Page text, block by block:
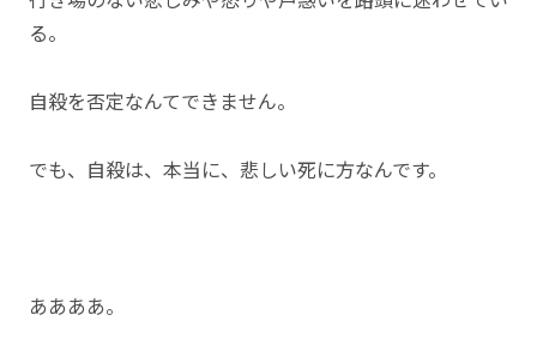
る。
自殺を否定なんてできません。
でも、自殺は、本当に、悲しい死に方なんです。
ああああ。